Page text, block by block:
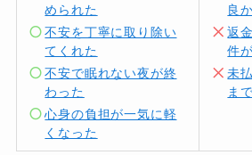
められた
不安を丁寧に取り除い
てくれた
不安で眠れない夜が終
わった
心身の負担が一気に軽
くなった
良
返
件
未
ま